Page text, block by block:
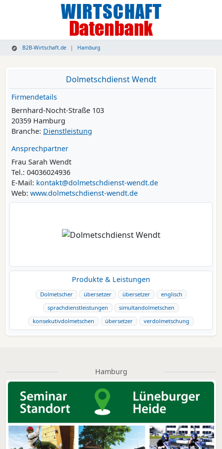
B2B-Wirtschaft.de Hamburg
Dolmetschdienst Wendt
Firmendetails
Bernhard-Nocht-Straße 103
20359 Hamburg
Branche: Dienstleistung
Ansprechpartner
Frau Sarah Wendt
Tel.: 04036024936
E-Mail: kontakt@dolmetschdienst-wendt.de
Web: www.dolmetschdienst-wendt.de
Produkte & Leistungen
Dolmetscher übersetzer übersetzer
englisch
sprachdienstleistungen
simultandolmetschen
konsekutivdolmetschen
übersetzer verdolmetschung
Hamburg